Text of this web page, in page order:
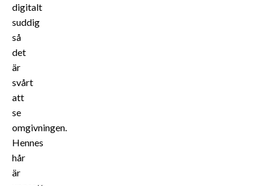
digitalt
suddig
så
det
är
svårt
att
se
omgivningen.
Hennes
hår
är